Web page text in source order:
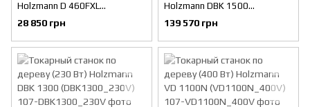
Holzmann D 460FXL
(D460FXL_230V)
28 850 грн
Holzmann DBK 1500
(DBK1500_400V)
139 570 грн